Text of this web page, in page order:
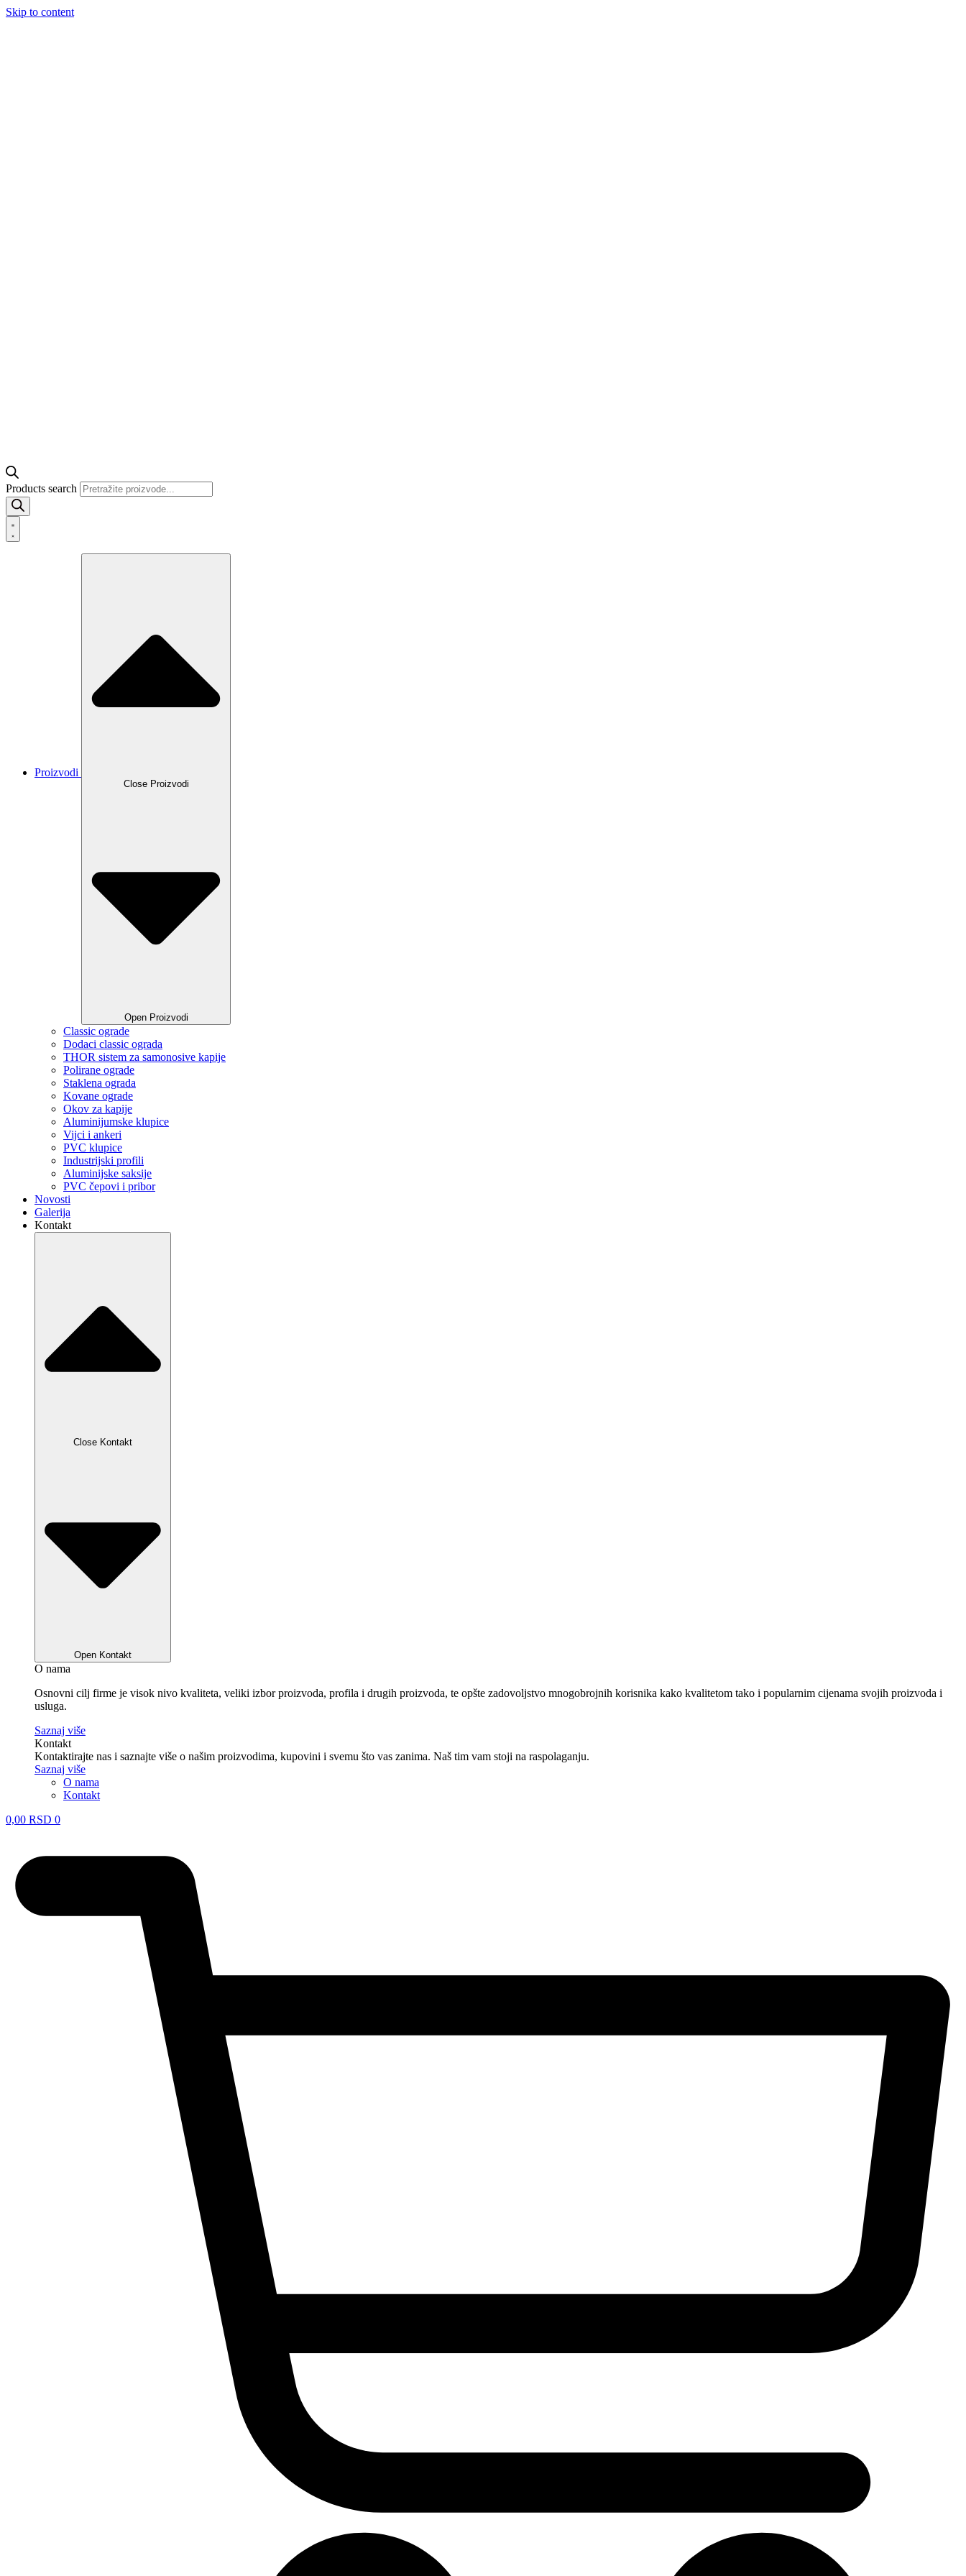
Skip to content
Products search
Proizvodi
Close Proizvodi
Open Proizvodi
Classic ograde
Dodaci classic ograda
THOR sistem za samonosive kapije
Polirane ograde
Staklena ograda
Kovane ograde
Okov za kapije
Aluminijumske klupice
Vijci i ankeri
PVC klupice
Industrijski profili
Aluminijske saksije
PVC čepovi i pribor
Novosti
Galerija
Kontakt
Close Kontakt
Open Kontakt
O nama
Osnovni cilj firme je visok nivo kvaliteta, veliki izbor proizvoda, profila i drugih proizvoda, te opšte zadovoljstvo mnogobrojnih korisnika kako kvalitetom tako i popularnim cijenama svojih proizvoda i
usluga.
Saznaj više
Kontakt
Kontaktirajte nas i saznajte više o našim proizvodima, kupovini i svemu što vas zanima. Naš tim vam stoji na raspolaganju.
Saznaj više
O nama
Kontakt
0,00 RSD 0